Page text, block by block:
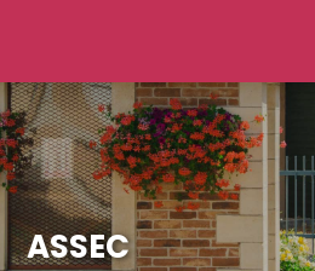
ASSEC